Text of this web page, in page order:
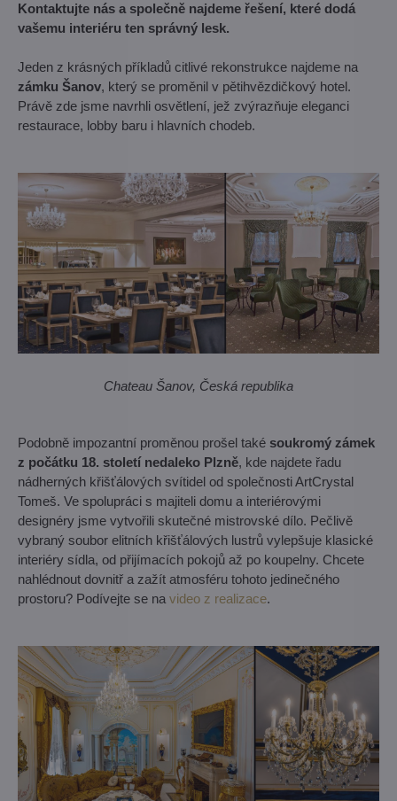
Kontaktujte nás a společně najdeme řešení, které dodá
vašemu interiéru ten správný lesk.
Jeden z krásných příkladů citlivé rekonstrukce najdeme na
zámku Šanov, který se proměnil v pětihvězdičkový hotel.
Právě zde jsme navrhli osvětlení, jež zvýrazňuje eleganci
restaurace, lobby baru i hlavních chodeb.
Chateau Šanov, Česká republika
Podobně impozantní proměnou prošel také soukromý zámek
z počátku 18. století nedaleko Plzně, kde najdete řadu
nádherných křišťálových svítidel od společnosti ArtCrystal
Tomeš. Ve spolupráci s majiteli domu a interiérovými
designéry jsme vytvořili skutečné mistrovské dílo. Pečlivě
vybraný soubor elitních křišťálových lustrů vylepšuje klasické
interiéry sídla, od přijímacích pokojů až po koupelny. Chcete
nahlédnout dovnitř a zažít atmosféru tohoto jedinečného
prostoru? Podívejte se na video z realizace.